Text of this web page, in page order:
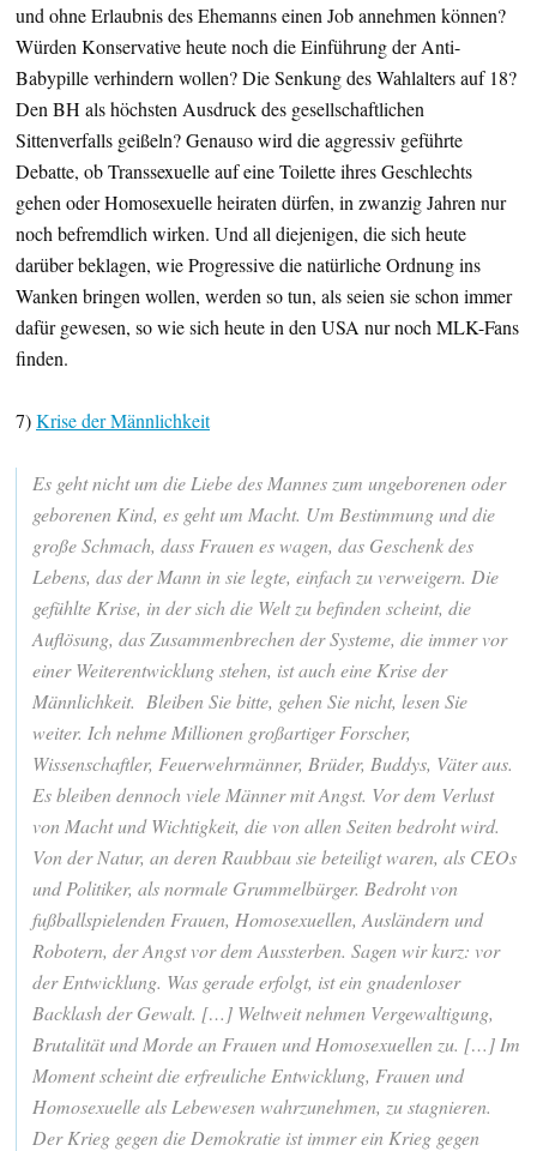
und ohne Erlaubnis des Ehemanns einen Job annehmen können?
Würden Konservative heute noch die Einführung der Anti-
Babypille verhindern wollen? Die Senkung des Wahlalters auf 18?
Den BH als höchsten Ausdruck des gesellschaftlichen
Sittenverfalls geißeln? Genauso wird die aggressiv geführte
Debatte, ob Transsexuelle auf eine Toilette ihres Geschlechts
gehen oder Homosexuelle heiraten dürfen, in zwanzig Jahren nur
noch befremdlich wirken. Und all diejenigen, die sich heute
darüber beklagen, wie Progressive die natürliche Ordnung ins
Wanken bringen wollen, werden so tun, als seien sie schon immer
dafür gewesen, so wie sich heute in den USA nur noch MLK-Fans
finden.
7)Krise der Männlichkeit
Es geht nicht um die Liebe des Mannes zum ungeborenen oder
geborenen Kind, es geht um Macht. Um Bestimmung und die
große Schmach, dass Frauen es wagen, das Geschenk des
Lebens, das der Mann in sie legte, einfach zu verweigern. Die
gefühlte Krise, in der sich die Welt zu befinden scheint, die
Auflösung, das Zusammenbrechen der Systeme, die immer vor
einer Weiterentwicklung stehen, ist auch eine Krise der
Männlichkeit. Bleiben Sie bitte, gehen Sie nicht, lesen Sie
weiter. Ich nehme Millionen großartiger Forscher,
Wissenschaftler, Feuerwehrmänner, Brüder, Buddys, Väter aus.
Es bleiben dennoch viele Männer mit Angst. Vor dem Verlust
von Macht und Wichtigkeit, die von allen Seiten bedroht wird.
Von der Natur, an deren Raubbau sie beteiligt waren, als CEOs
und Politiker, als normale Grummelbürger. Bedroht von
fußballspielenden Frauen, Homosexuellen, Ausländern und
Robotern, der Angst vor dem Aussterben. Sagen wir kurz: vor
der Entwicklung. Was gerade erfolgt, ist ein gnadenloser
Backlash der Gewalt. […] Weltweit nehmen Vergewaltigung,
Brutalität und Morde an Frauen und Homosexuellen zu. […] Im
Moment scheint die erfreuliche Entwicklung, Frauen und
Homosexuelle als Lebewesen wahrzunehmen, zu stagnieren.
Der Krieg gegen die Demokratie ist immer ein Krieg gegen